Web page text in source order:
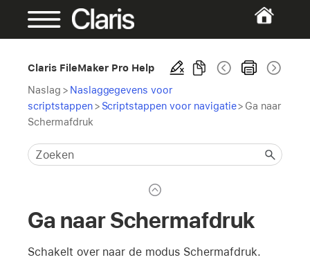
Claris FileMaker Pro Help
Naslag > Naslaggegevens voor
scriptstappen > Scriptstappen voor navigatie> Ga naar
Schermafdruk
Ga naar Schermafdruk
Schakelt over naar de modus Schermafdruk.